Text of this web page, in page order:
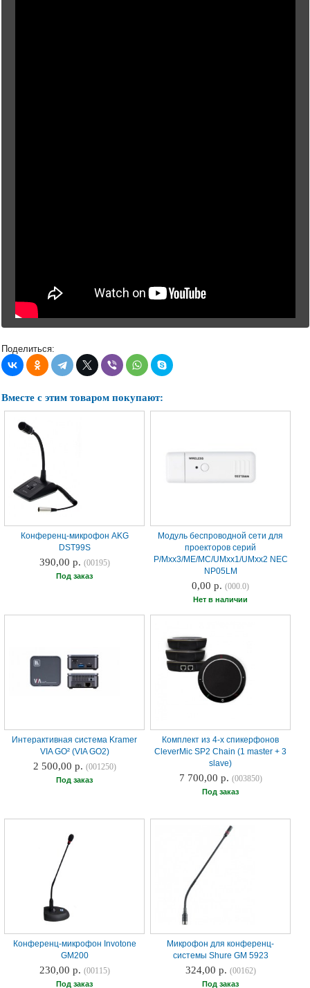
Поделиться:
Вместе с этим товаром покупают:
Конференц-микрофон AKG
DST99S
390,00 р. (00195)
Под заказ
Модуль беспроводной сети для
проекторов серий
P/Mxx3/ME/MC/UMxx1/UMxx2 NEC
NP05LM
0,00 р.(000.0)
Нет в наличии
Интерактивная система Kramer
VIA GO² (VIA GO2)
2 500,00 р. (001250)
Под заказ
Комплект из 4-х спикерфонов
CleverMic SP2 Chain (1 master + 3
slave)
7 700,00 р. (003850)
Под заказ
Конференц-микрофон Invotone
GM200
230,00 р. (00115)
Под заказ
Микрофон для конференц-
системы Shure GM 5923
324,00 р. (00162)
Под заказ